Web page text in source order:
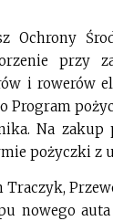
Ochrony
przy
i rowerów
Program
Na
pożyczki z
Traczyk,
nowego